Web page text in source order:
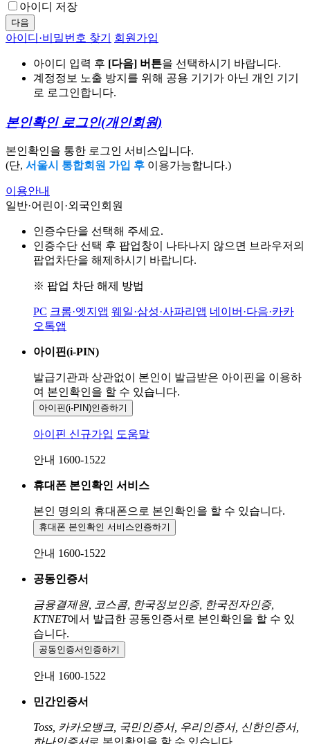
아이디 저장
다음
아이디·비밀번호 찾기 회원가입
아이디 입력 후 [다음] 버튼을 선택하시기 바랍니다.
계정정보 노출 방지를 위해 공용 기기가 아닌 개인 기기
로 로그인합니다.
본인확인 로그인(개인회원)
본인확인을 통한 로그인 서비스입니다.
(단, 서울시 통합회원 가입 후 이용가능합니다.)
이용안내
일반·어린이·외국인회원
인증수단을 선택해 주세요.
인증수단 선택 후 팝업창이 나타나지 않으면 브라우저의
팝업차단을 해제하시기 바랍니다.
※ 팝업 차단 해제 방법
PC 크롬·엣지앱 웨일·삼성·사파리앱 네이버·다음·카카
오톡앱
아이핀(i-PIN)
발급기관과 상관없이 본인이 발급받은 아이핀을 이용하
여 본인확인을 할 수 있습니다.
아이핀(i-PIN)인증하기
아이핀 신규가입 도움말
안내 1600-1522
휴대폰 본인확인 서비스
본인 명의의 휴대폰으로 본인확인을 할 수 있습니다.
휴대폰 본인확인 서비스인증하기
안내 1600-1522
공동인증서
금융결제원, 코스콤, 한국정보인증, 한국전자인증,
KTNET에서 발급한 공동인증서로 본인확인을 할 수 있
습니다.
공동인증서 인증하기
안내 1600-1522
민간인증서
Toss, 카카오뱅크, 국민인증서, 우리인증서, 신한인증서,